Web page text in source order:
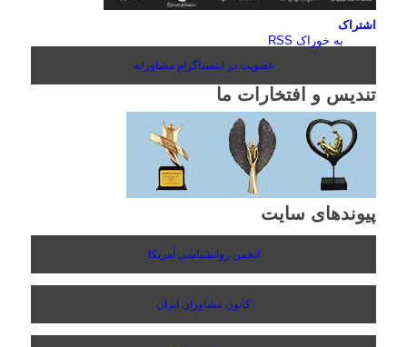
اشتراک
به خوراک RSS
عضویت در اینستاگرام مشاورانه
تندیس و افتخارات ما
پیوندهای سایت
انجمن روانشناسی آمریکا
کانون مشاوران ایران